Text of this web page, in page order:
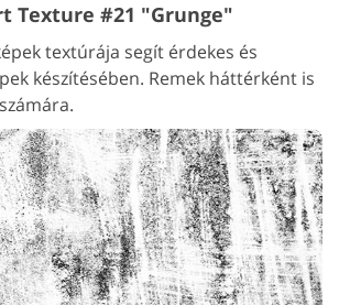
Texture #21 "Grunge"
textúrája segít érdekes és
készítésében. Remek háttérként is